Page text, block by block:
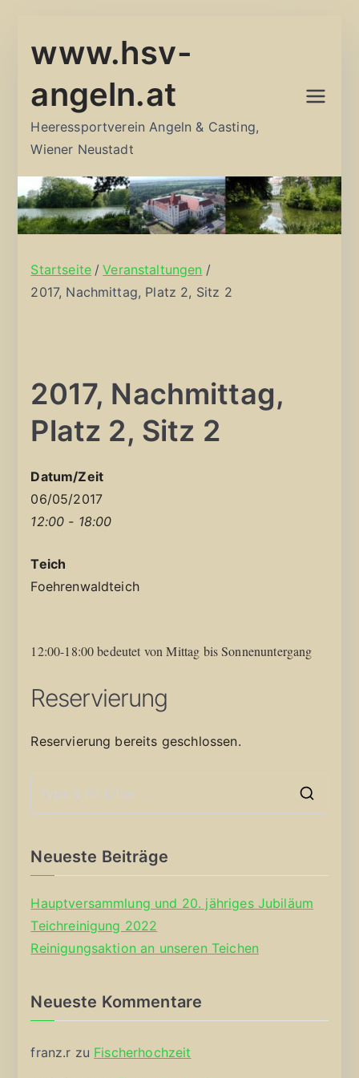
Inhalt
www.hsv-
angeln.at
Heeressportverein Angeln & Casting,
Wiener Neustadt
Startseite
Veranstaltungen
2017, Nachmittag, Platz 2, Sitz 2
2017, Nachmittag,
Platz 2, Sitz 2
Datum/Zeit
06/05/2017
12:00 - 18:00
Teich
Foehrenwaldteich
12:00-18:00 bedeutet von Mittag bis Sonnenuntergang
Reservierung
Reservierung bereits geschlossen.
Neueste Beiträge
Hauptversammlung und 20. jähriges Jubiläum
Teichreinigung 2022
Reinigungsaktion an unseren Teichen
Neueste Kommentare
franz.r zu Fischerhochzeit